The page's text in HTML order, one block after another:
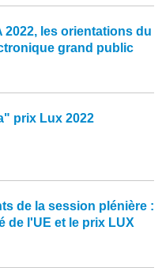
2022, les orientations du
grand public
prix Lux 2022
de la session plénière :
de l'UE et le prix LUX